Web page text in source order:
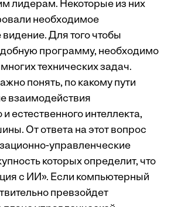
лидерам. Некоторые из них
необходимое
видение. Для того чтобы
программу, необходимо
технических задач.
понять, по какому пути
взаимодействия
и естественного интеллекта,
От ответа на этот вопрос
управленческие
которых определит, что
с ИИ». Если компьютерный
превзойдет